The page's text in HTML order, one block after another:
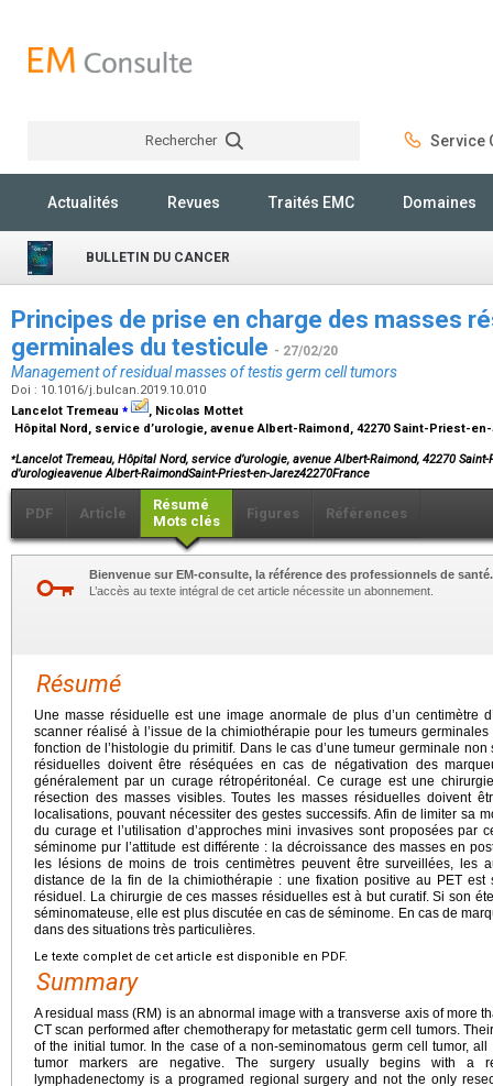
Rechercher Service
Actualités Revues Traités EMC Domaines
BULLETIN DU CANCER
Principes de prise en charge des masses
germinales du testicule - 27/02/20
Management of residual masses of testis germ cell tumors
Doi : 10.1016/j.bulcan.2019.10.010
Lancelot Tremeau ⁎
, Nicolas Mottet
Hôpital Nord, service d’urologie, avenue Albert-Raimond, 42270 Saint-Priest-
⁎Lancelot Tremeau, Hôpital Nord, service d’urologie, avenue Albert-Raimond, 42270
d’urologieavenue Albert-RaimondSaint-Priest-en-Jarez42270France
PDF Article
Résumé
Mots clés
Figures Références
Bienvenue sur EM-consulte, la référence des professionnels de santé.
L’accès au texte intégral de cet article nécessite un abonnement.
Résumé
Une masse résiduelle est une image anormale de plus d’un centimètre
scanner réalisé à l’issue de la chimiothérapie pour les tumeurs
fonction de l’histologie du primitif. Dans le cas d’une tumeur germinale
résiduelles doivent être réséquées en cas de négativation des
généralement par un curage rétropéritonéal. Ce curage est une
résection des masses visibles. Toutes les masses résiduelles doivent
localisations, pouvant nécessiter des gestes successifs. Afin de limiter sa
du curage et l’utilisation d’approches mini invasives sont proposées par
séminome pur l’attitude est différente : la décroissance des masses en
les lésions de moins de trois centimètres peuvent être surveillées, les
distance de la fin de la chimiothérapie : une fixation positive au PET est
résiduel. La chirurgie de ces masses résiduelles est à but curatif. Si son
séminomateuse, elle est plus discutée en cas de séminome. En cas de
dans des situations très particulières.
Le texte complet de cet article est disponible en PDF.
Summary
A residual mass (RM) is an abnormal image with a transverse axis of more
CT scan performed after chemotherapy for metastatic germ cell tumors.
of the initial tumor. In the case of a non-seminomatous germ cell tumor,
tumor markers are negative. The surgery usually begins with a
lymphadenectomy is a programed regional surgery and not the only